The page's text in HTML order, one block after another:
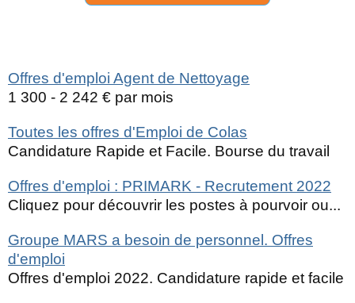
Offres d'emploi Agent de Nettoyage
1 300 - 2 242 € par mois
Toutes les offres d'Emploi de Colas
Candidature Rapide et Facile. Bourse du travail
Offres d'emploi : PRIMARK - Recrutement 2022
Cliquez pour découvrir les postes à pourvoir ou...
Groupe MARS a besoin de personnel. Offres
d'emploi
Offres d'emploi 2022. Candidature rapide et facile